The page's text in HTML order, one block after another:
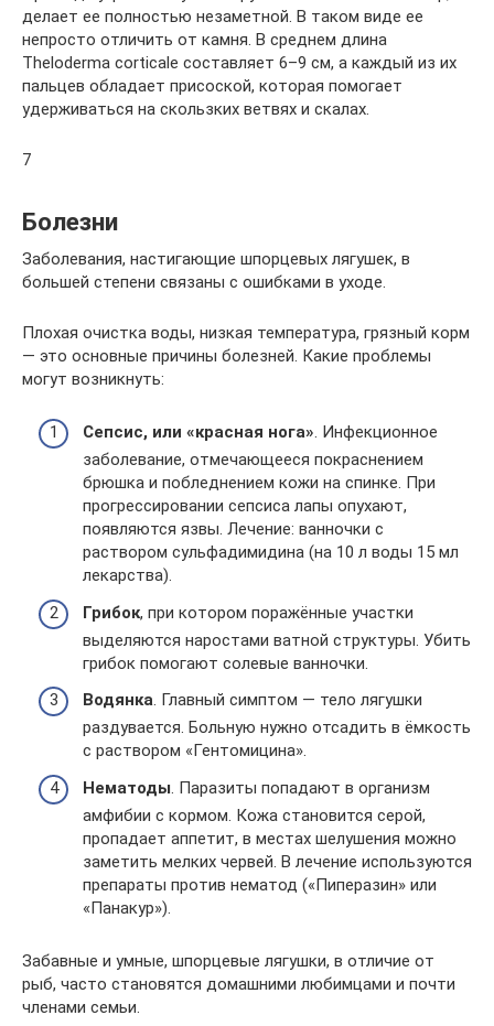
делает ее полностью незаметной. В таком виде ее
непросто отличить от камня. В среднем длина
Theloderma corticale составляет 6–9 см, а каждый из их
пальцев обладает присоской, которая помогает
удерживаться на скользких ветвях и скалах.
7
Болезни
Заболевания, настигающие шпорцевых лягушек, в
большей степени связаны с ошибками в уходе.
Плохая очистка воды, низкая температура, грязный корм
— это основные причины болезней. Какие проблемы
могут возникнуть:
Сепсис, или «красная нога». Инфекционное
заболевание, отмечающееся покраснением
брюшка и побледнением кожи на спинке. При
прогрессировании сепсиса лапы опухают,
появляются язвы. Лечение: ванночки с
раствором сульфадимидина (на 10 л воды 15 мл
лекарства).
Грибок, при котором поражённые участки
выделяются наростами ватной структуры. Убить
грибок помогают солевые ванночки.
Водянка. Главный симптом — тело лягушки
раздувается. Больную нужно отсадить в ёмкость
с раствором «Гентомицина».
Нематоды . Паразиты попадают в организм
амфибии с кормом. Кожа становится серой,
пропадает аппетит, в местах шелушения можно
заметить мелких червей. В лечение используются
препараты против нематод («Пиперазин» или
«Панакур»).
Забавные и умные, шпорцевые лягушки, в отличие от
рыб, часто становятся домашними любимцами и почти
членами семьи.